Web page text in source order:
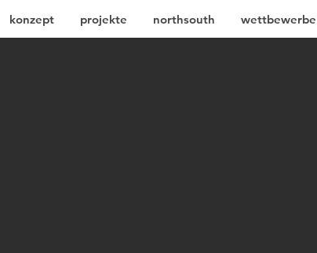
konzept projekte northsouth wettbewerbe